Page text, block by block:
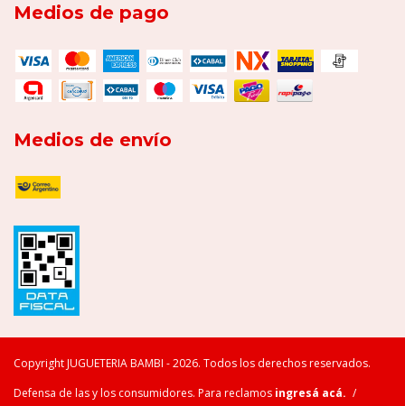
Medios de pago
Medios de envío
Copyright JUGUETERIA BAMBI - 2026. Todos los derechos reservados.
Defensa de las y los consumidores. Para reclamos ingresá acá. /